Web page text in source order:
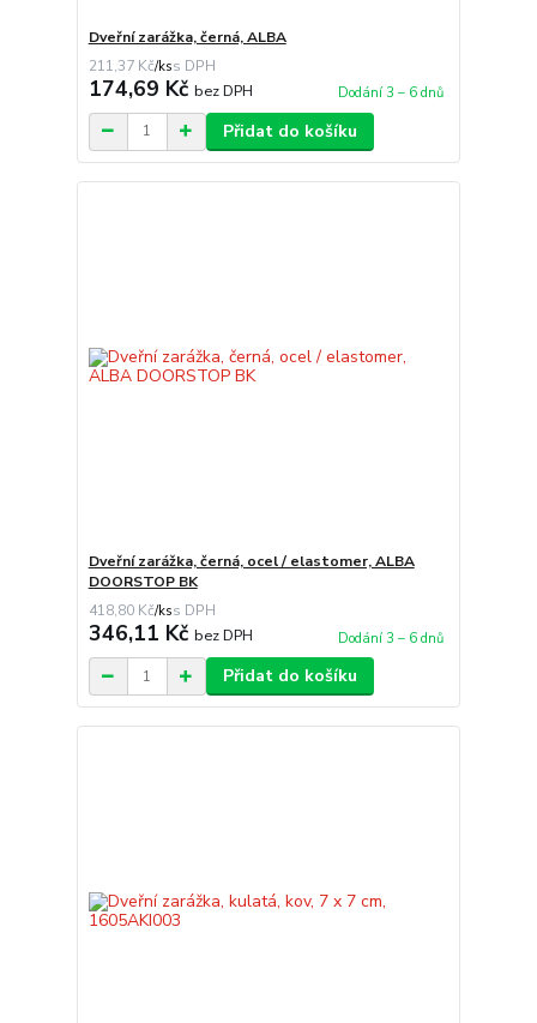
Dveřní zarážka, černá, ALBA
211,37 Kč/ks
174,69 Kč bez DPH Dodání 3 – 6 dnů
Přidat do košíku
Dveřní zarážka, černá, ocel / elastomer, ALBA
DOORSTOP BK
418,80 Kč/ks
346,11 Kč bez DPH Dodání 3 – 6 dnů
Přidat do košíku